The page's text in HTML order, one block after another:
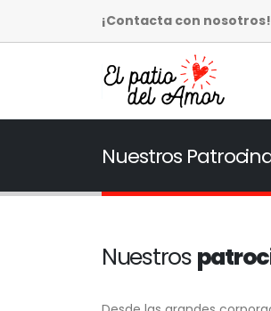
¡Contacta con nosotros!
Nuestros
Nuestros